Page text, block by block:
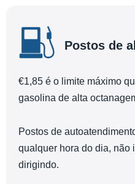
Postos de
€1,85 é o limite máximo
gasolina de alta
Postos de
qualquer hora do dia, não
dirigindo.